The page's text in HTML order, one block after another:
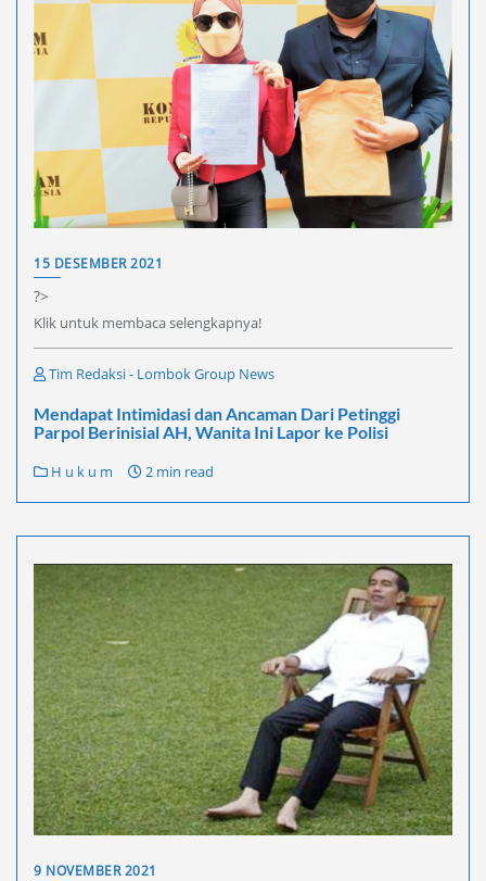
15 DESEMBER 2021
?>
Klik untuk membaca selengkapnya!
Tim Redaksi - Lombok Group News
Mendapat Intimidasi dan Ancaman Dari Petinggi
Parpol Berinisial AH, Wanita Ini Lapor ke Polisi
H u k u m 2 min read
9 NOVEMBER 2021